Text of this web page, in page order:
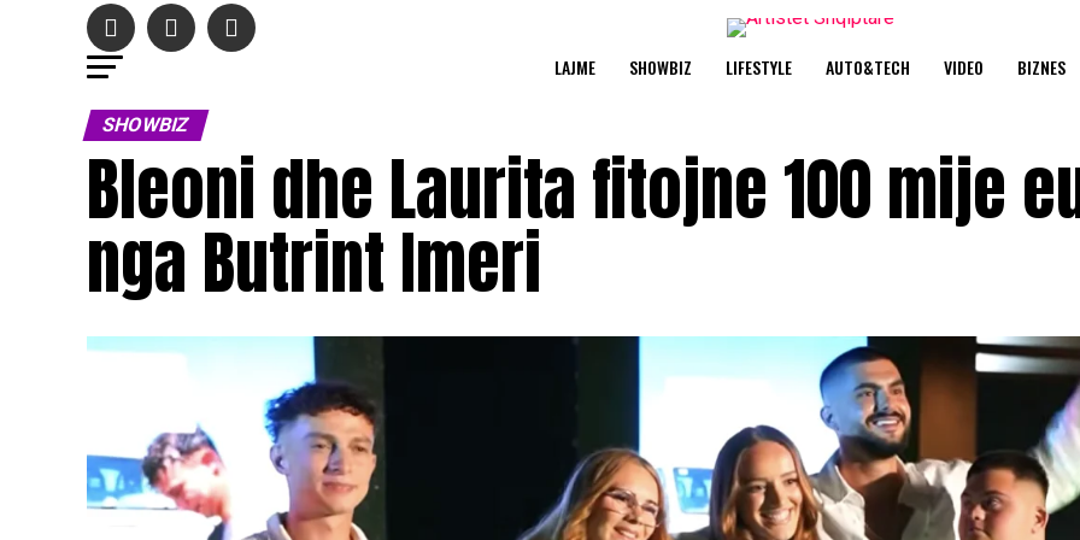
LAJME SHOWBIZ LIFESTYLE AUTO&TECH VIDEO BIZNES
SHOWBIZ
Bleoni dhe Laurita fitojne 100 mije
nga Butrint Imeri